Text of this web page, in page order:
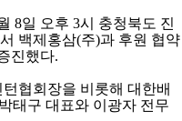
8일 오후 3시 충청북도 진
백제홍삼(주)과 후원 협약
진했다.
협회장을 비롯해 대한배
박태구 대표와 이광자 전무